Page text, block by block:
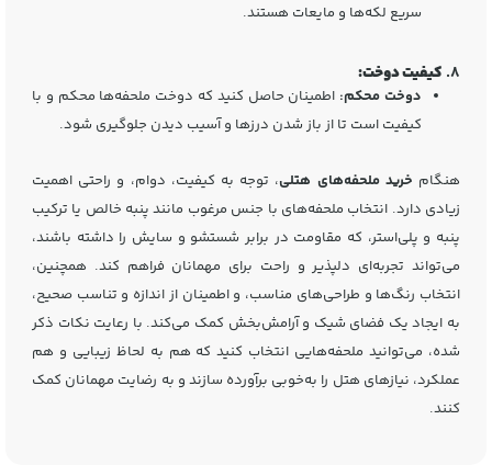
سریع لکه‌ها و مایعات هستند.
8. کیفیت دوخت:
دوخت محکم: اطمینان حاصل کنید که دوخت ملحفه‌ها محکم و با
کیفیت است تا از باز شدن درزها و آسیب دیدن جلوگیری شود.
هنگام خرید ملحفه‌های هتلی، توجه به کیفیت، دوام، و راحتی اهمیت
زیادی دارد. انتخاب ملحفه‌های با جنس مرغوب مانند پنبه خالص یا ترکیب
پنبه و پلی‌استر، که مقاومت در برابر شستشو و سایش را داشته باشند،
می‌تواند تجربه‌ای دلپذیر و راحت برای مهمانان فراهم کند. همچنین،
انتخاب رنگ‌ها و طراحی‌های مناسب، و اطمینان از اندازه و تناسب صحیح،
به ایجاد یک فضای شیک و آرامش‌بخش کمک می‌کند. با رعایت نکات ذکر
شده، می‌توانید ملحفه‌هایی انتخاب کنید که هم به لحاظ زیبایی و هم
عملکرد، نیازهای هتل را به‌خوبی برآورده سازند و به رضایت مهمانان کمک
کنند.